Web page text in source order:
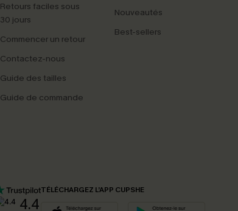
Retours faciles sous
30 jours
Commencer un retour
Contactez-nous
Guide des tailles
Guide de commande
Nouveautés
Best-sellers
4.4
TÉLÉCHARGEZ L’APP CUPSHE